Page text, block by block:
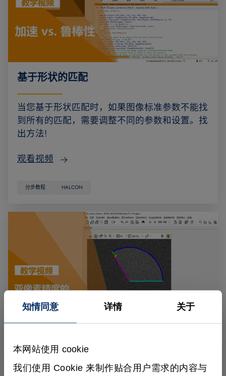
知情同意 详情 关于
本网站使用 cookie
我们使用 Cookie 来制作贴合用户需求的内容与
基于形状的匹配
当您基于形状匹配时，如果图像标准参数不能找
到所有的匹配，需要调整不同的参数和设置。找
出方法!
观看视频
分步教程 HALCON
如何 HALCON 中使用等高线、多边形和平
行线等 XLD 轮廓